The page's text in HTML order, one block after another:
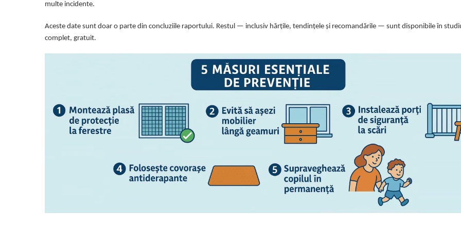
multe incidente.
Aceste date sunt doar o parte din concluziile raportului. Restul — inclusiv hărțile, tendințele și recomandările — sunt disponibile în
complet, gratuit.